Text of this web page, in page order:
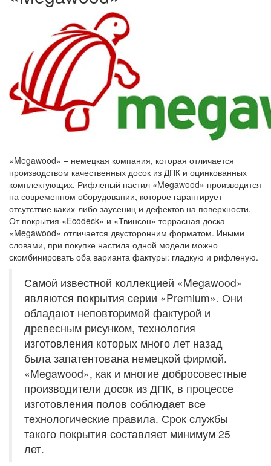
«Megawood» – немецкая компания, которая отличается
производством качественных досок из ДПК и оцинкованных
комплектующих. Рифленый настил «Megawood» производится
на современном оборудовании, которое гарантирует
отсутствие каких-либо заусениц и дефектов на поверхности.
От покрытия «Ecodeck» и «Твинсон» террасная доска
«Megawood» отличается двусторонним форматом. Иными
словами, при покупке настила одной модели можно
скомбинировать оба варианта фактуры: гладкую и рифленую.
Самой известной коллекцией «Megawood»
являются покрытия серии «Premium». Они
обладают неповторимой фактурой и
древесным рисунком, технология
изготовления которых много лет назад
была запатентована немецкой фирмой.
«Megawood», как и многие добросовестные
производители досок из ДПК, в процессе
изготовления полов соблюдает все
технологические правила. Срок службы
такого покрытия составляет минимум 25
лет.